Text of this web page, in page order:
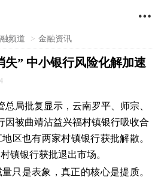

频道 > 金融资讯
失” 中小银行风险化解加速
总局批复显示，云南罗平、师宗、
因被曲靖沾益兴福村镇银行吸收合
区也有两家村镇银行获批解散。
镇银行获批退出市场。
只是表象，真正的核心是提质。